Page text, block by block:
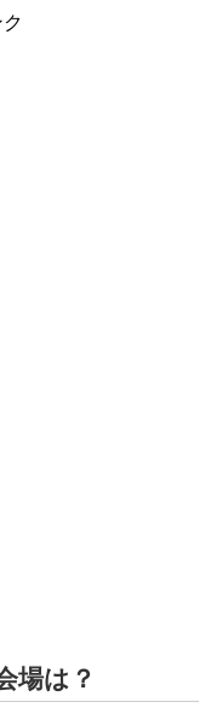
場は？